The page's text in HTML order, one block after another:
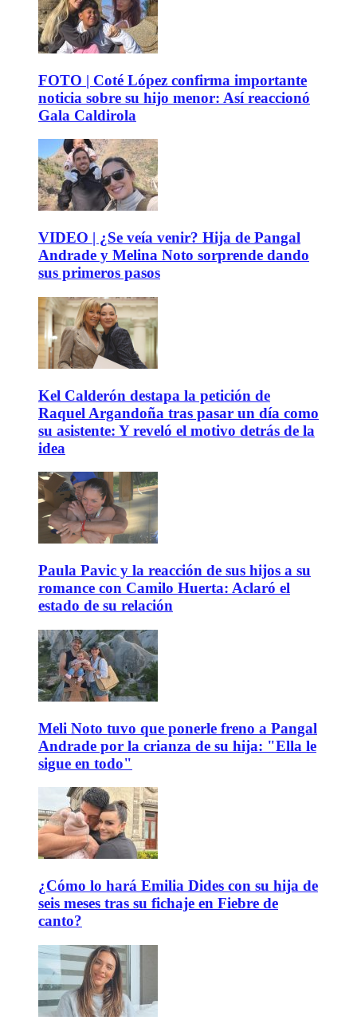
FOTO | Coté López confirma importante
noticia sobre su hijo menor: Así reaccionó
Gala Caldirola
VIDEO | ¿Se veía venir? Hija de Pangal
Andrade y Melina Noto sorprende dando
sus primeros pasos
Kel Calderón destapa la petición de
Raquel Argandoña tras pasar un día como
su asistente: Y reveló el motivo detrás de la
idea
Paula Pavic y la reacción de sus hijos a su
romance con Camilo Huerta: Aclaró el
estado de su relación
Meli Noto tuvo que ponerle freno a Pangal
Andrade por la crianza de su hija: "Ella le
sigue en todo"
¿Cómo lo hará Emilia Dides con su hija de
seis meses tras su fichaje en Fiebre de
canto?